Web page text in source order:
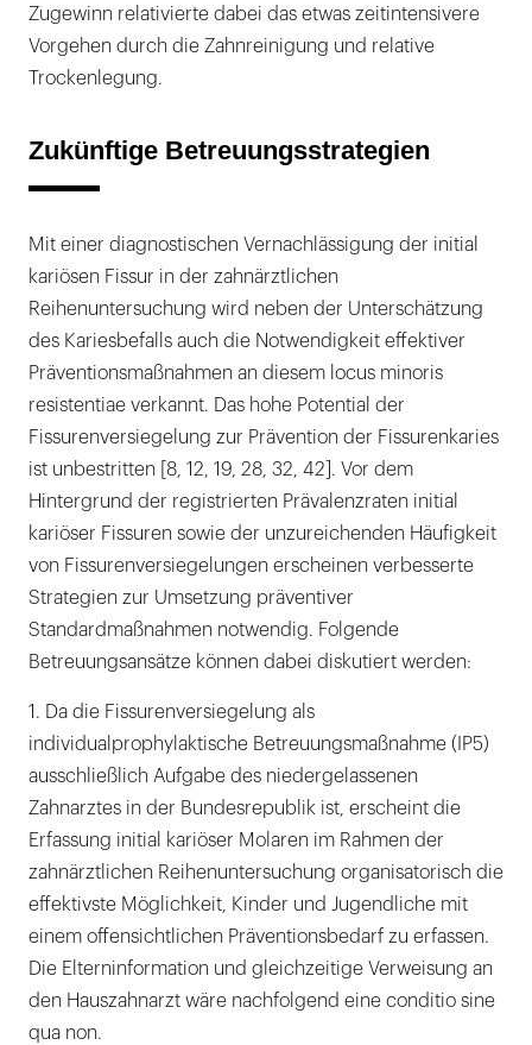
Zugewinn relativierte dabei das etwas zeitintensivere
Vorgehen durch die Zahnreinigung und relative
Trockenlegung.
Zukünftige Betreuungsstrategien
Mit einer diagnostischen Vernachlässigung der initial
kariösen Fissur in der zahnärztlichen
Reihenuntersuchung wird neben der Unterschätzung
des Kariesbefalls auch die Notwendigkeit effektiver
Präventionsmaßnahmen an diesem locus minoris
resistentiae verkannt. Das hohe Potential der
Fissurenversiegelung zur Prävention der Fissurenkaries
ist unbestritten [8, 12, 19, 28, 32, 42]. Vor dem
Hintergrund der registrierten Prävalenzraten initial
kariöser Fissuren sowie der unzureichenden Häufigkeit
von Fissurenversiegelungen erscheinen verbesserte
Strategien zur Umsetzung präventiver
Standardmaßnahmen notwendig. Folgende
Betreuungsansätze können dabei diskutiert werden:
1. Da die Fissurenversiegelung als
individualprophylaktische Betreuungsmaßnahme (IP5)
ausschließlich Aufgabe des niedergelassenen
Zahnarztes in der Bundesrepublik ist, erscheint die
Erfassung initial kariöser Molaren im Rahmen der
zahnärztlichen Reihenuntersuchung organisatorisch die
effektivste Möglichkeit, Kinder und Jugendliche mit
einem offensichtlichen Präventionsbedarf zu erfassen.
Die Elterninformation und gleichzeitige Verweisung an
den Hauszahnarzt wäre nachfolgend eine conditio sine
qua non.